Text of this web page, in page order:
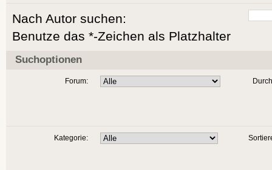
Nach Autor suchen:
Benutze das *-Zeichen als Platzhalter
Suchoptionen
Forum:
Kategorie: